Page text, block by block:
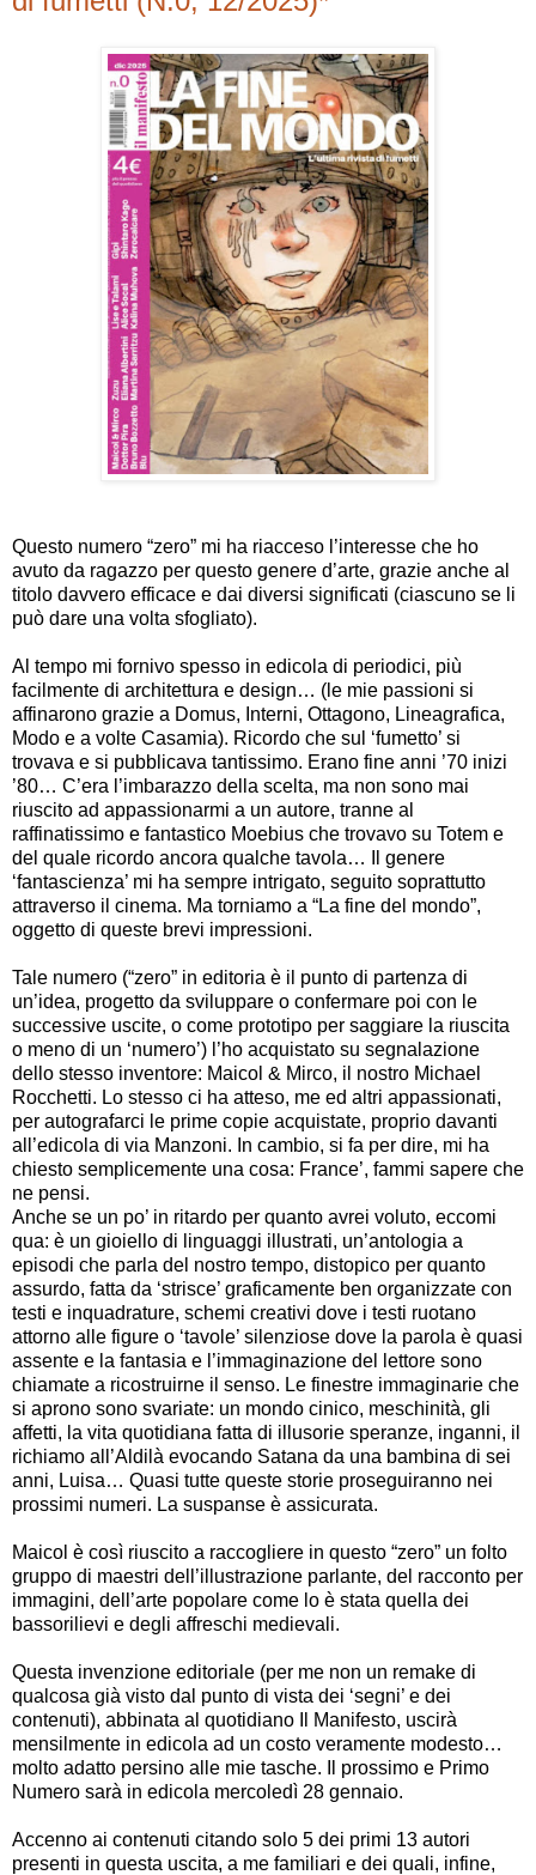
Questo numero “zero” mi ha riacceso l’interesse che ho
avuto da ragazzo per questo genere d’arte, grazie anche al
titolo davvero efficace e dai diversi significati (ciascuno se li
può dare una volta sfogliato).
Al tempo mi fornivo spesso in edicola di periodici, più
facilmente di architettura e design… (le mie passioni si
affinarono grazie a Domus, Interni, Ottagono, Lineagrafica,
Modo e a volte Casamia). Ricordo che sul ‘fumetto’ si
trovava e si pubblicava tantissimo. Erano fine anni ’70 inizi
’80… C’era l’imbarazzo della scelta, ma non sono mai
riuscito ad appassionarmi a un autore, tranne al
raffinatissimo e fantastico Moebius che trovavo su Totem e
del quale ricordo ancora qualche tavola… Il genere
‘fantascienza’ mi ha sempre intrigato, seguito soprattutto
attraverso il cinema. Ma torniamo a “La fine del mondo”,
oggetto di queste brevi impressioni.
Tale numero (“zero” in editoria è il punto di partenza di
un’idea, progetto da sviluppare o confermare poi con le
successive uscite, o come prototipo per saggiare la riuscita
o meno di un ‘numero’) l’ho acquistato su segnalazione
dello stesso inventore: Maicol & Mirco, il nostro Michael
Rocchetti. Lo stesso ci ha atteso, me ed altri appassionati,
per autografarci le prime copie acquistate, proprio davanti
all’edicola di via Manzoni. In cambio, si fa per dire, mi ha
chiesto semplicemente una cosa: France’, fammi sapere che
ne pensi.
Anche se un po’ in ritardo per quanto avrei voluto, eccomi
qua: è un gioiello di linguaggi illustrati, un’antologia a
episodi che parla del nostro tempo, distopico per quanto
assurdo, fatta da ‘strisce’ graficamente ben organizzate con
testi e inquadrature, schemi creativi dove i testi ruotano
attorno alle figure o ‘tavole’ silenziose dove la parola è quasi
assente e la fantasia e l’immaginazione del lettore sono
chiamate a ricostruirne il senso. Le finestre immaginarie che
si aprono sono svariate: un mondo cinico, meschinità, gli
affetti, la vita quotidiana fatta di illusorie speranze, inganni, il
richiamo all’Aldilà evocando Satana da una bambina di sei
anni, Luisa… Quasi tutte queste storie proseguiranno nei
prossimi numeri. La suspanse è assicurata.
Maicol è così riuscito a raccogliere in questo “zero” un folto
gruppo di maestri dell’illustrazione parlante, del racconto per
immagini, dell’arte popolare come lo è stata quella dei
bassorilievi e degli affreschi medievali.
Questa invenzione editoriale (per me non un remake di
qualcosa già visto dal punto di vista dei ‘segni’ e dei
contenuti), abbinata al quotidiano Il Manifesto, uscirà
mensilmente in edicola ad un costo veramente modesto…
molto adatto persino alle mie tasche. Il prossimo e Primo
Numero sarà in edicola mercoledì 28 gennaio.
Accenno ai contenuti citando solo 5 dei primi 13 autori
presenti in questa uscita, a me familiari e dei quali, infine,